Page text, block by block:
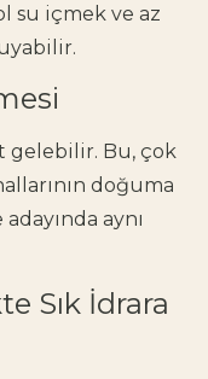
su içmek ve az
gelebilir. Bu, çok
doğuma
aynı
Sık İdrara